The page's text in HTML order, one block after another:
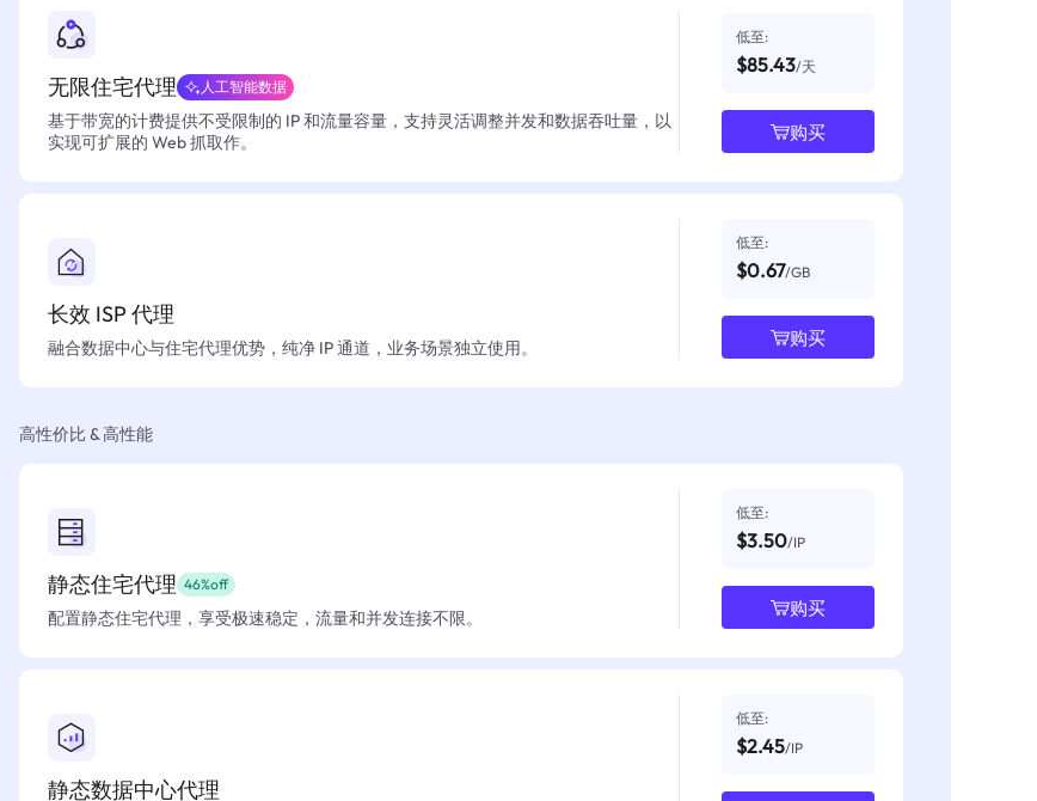
无限住宅代理 人工智能数据
基于带宽的计费提供不受限制的 IP 和流量容量，支持灵活调整并发和数据吞吐量，以
实现可扩展的 Web 抓取作。
低至:
$85.43/天
购买
长效 ISP 代理
融合数据中心与住宅代理优势，纯净 IP 通道，业务场景独立使用。
低至:
$0.67/GB
购买
高性价比 & 高性能
静态住宅代理 46%off
配置静态住宅代理，享受极速稳定，流量和并发连接不限。
低至:
$3.50/IP
购买
静态数据中心代理
低至:
$2.45/IP